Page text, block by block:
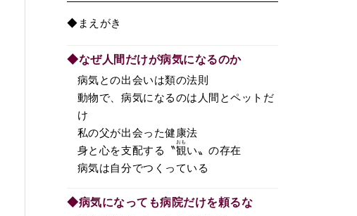
◆まえがき
◆なぜ人間だけが病気になるのか
病気との出会いは類の法則
動物で、病気になるのは人間とペットだ
け
私の父が出会った健康法
身と心を支配する〝観
おも
い〟の存在
病気は自分でつくっている
◆病気になっても病院だけを頼るな